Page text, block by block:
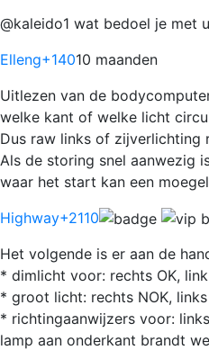
@kaleido1 wat bedoel je met
Elleng+14010 maanden
Uitlezen van de
welke kant of welke licht
Dus raw links of zijverlichting
Als de storing snel aanwezig
waar het start kan een
Highway+2110
Het volgende is er aan de
* dimlicht voor: rechts OK,
* groot licht: rechts NOK, links
* richtingaanwijzers voor:
lamp aan onderkant brandt